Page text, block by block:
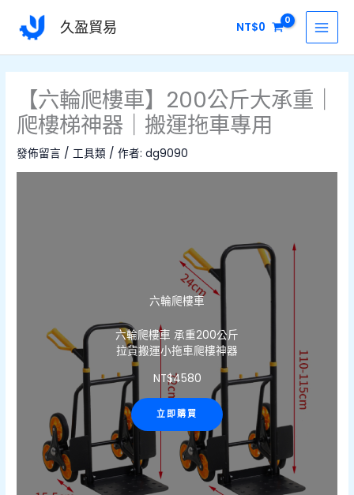
要
久盈貿易 NT$0
【六輪爬樓車】200公斤大承重｜
爬樓梯神器｜搬運拖車專用
發佈留言 /工具類 / 作者:dg9090
六輪爬樓車
六輪爬樓車 承重200公斤
拉貨搬運小拖車爬樓神器
NT$4580
立即購買